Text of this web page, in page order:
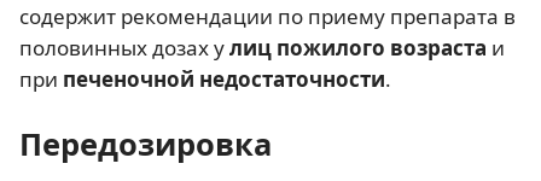
содержит рекомендации по приему препарата в
половинных дозах улиц пожилого возраста и
при печеночной недостаточности.
Передозировка